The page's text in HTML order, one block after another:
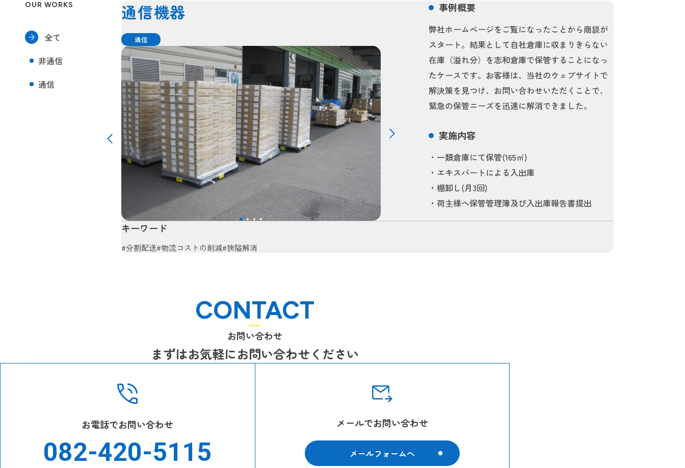
OUR WORKS
全て
非通信
通信
通信機器
通信
事例概要
弊社ホームページをご覧になったことから商談が
スタート。結果として自社倉庫に収まりきらない
在庫（溢れ分）を志和倉庫で保管することになっ
たケースです。お客様は、当社のウェブサイトで
解決策を見つけ、お問い合わせいただくことで、
緊急の保管ニーズを迅速に解消できました。
実施内容
・一類倉庫にて保管(165㎡)
・エキスパートによる入出庫
・棚卸し(月3回)
・荷主様へ保管管理簿及び入出庫報告書提出
キーワード
#分割配送#物流コストの削減#狭隘解消
CONTACT
お問い合わせ
まずはお気軽にお問い合わせください
お電話でお問い合わせ
082-420-5115
メールでお問い合わせ
メールフォームへ